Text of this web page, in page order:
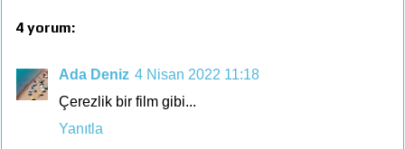
4 yorum:
Ada Deniz 4 Nisan 2022 11:18
Çerezlik bir film gibi...
Yanıtla